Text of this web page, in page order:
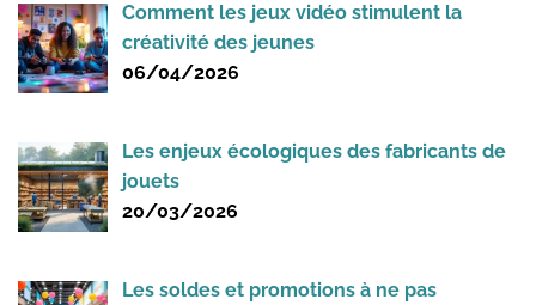
Comment les jeux vidéo stimulent la
créativité des jeunes
06/04/2026
Les enjeux écologiques des fabricants de
jouets
20/03/2026
Les soldes et promotions à ne pas